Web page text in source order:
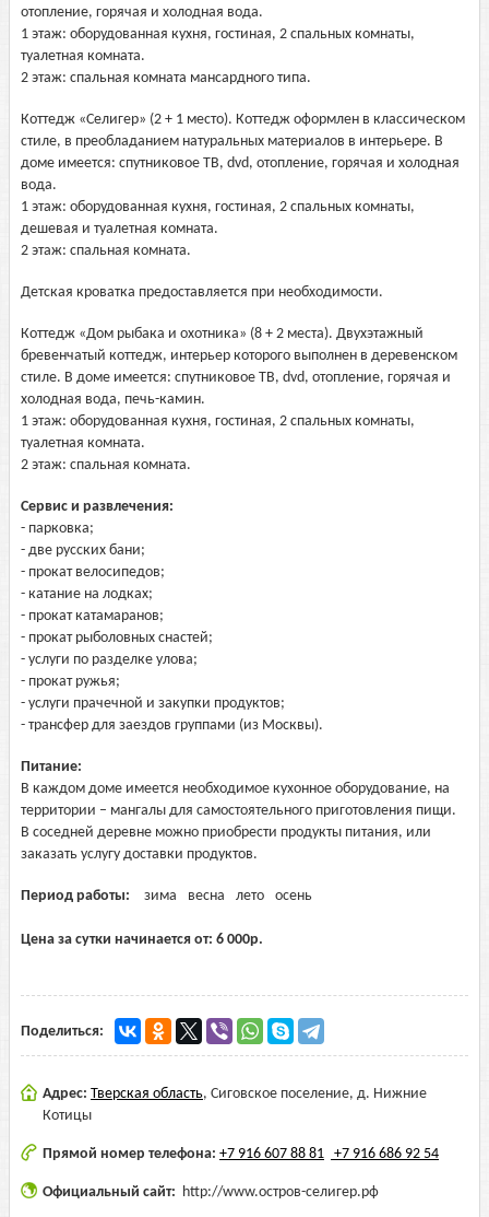
отопление, горячая и холодная вода.
1 этаж: оборудованная кухня, гостиная, 2 спальных комнаты,
туалетная комната.
2 этаж: спальная комната мансардного типа.
Коттедж «Селигер» (2 + 1 место). Коттедж оформлен в классическом
стиле, в преобладанием натуральных материалов в интерьере. В
доме имеется: спутниковое ТВ, dvd, отопление, горячая и холодная
вода.
1 этаж: оборудованная кухня, гостиная, 2 спальных комнаты,
дешевая и туалетная комната.
2 этаж: спальная комната.
Детская кроватка предоставляется при необходимости.
Коттедж «Дом рыбака и охотника» (8 + 2 места). Двухэтажный
бревенчатый коттедж, интерьер которого выполнен в деревенском
стиле. В доме имеется: спутниковое ТВ, dvd, отопление, горячая и
холодная вода, печь-камин.
1 этаж: оборудованная кухня, гостиная, 2 спальных комнаты,
туалетная комната.
2 этаж: спальная комната.
Сервис и развлечения:
- парковка;
- две русских бани;
- прокат велосипедов;
- катание на лодках;
- прокат катамаранов;
- прокат рыболовных снастей;
- услуги по разделке улова;
- прокат ружья;
- услуги прачечной и закупки продуктов;
- трансфер для заездов группами (из Москвы).
Питание:
В каждом доме имеется необходимое кухонное оборудование, на
территории – мангалы для самостоятельного приготовления пищи.
В соседней деревне можно приобрести продукты питания, или
заказать услугу доставки продуктов.
Период работы: зима весна лето осень
Цена за сутки начинается от: 6 000р.
Поделиться:
Адрес: Тверская область, Сиговское поселение, д. Нижние
Котицы
Прямой номер телефона: +7 916 607 88 81 +7 916 686 92 54
Официальный сайт: http://www.остров-селигер.рф